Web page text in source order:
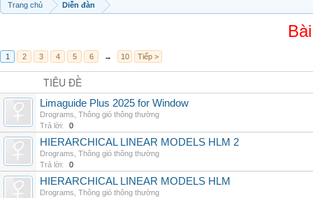
Trang chủ Diễn đàn
1 2 3 4 5 6 → 10 Tiếp >
TIÊU ĐỀ
Limaguide Plus 2025 for Window
Drograms Thông gió thông thường
Trả lời:
0
HIERARCHICAL LINEAR MODELS HLM 2
Drograms Thông gió thông thường
Trả lời:
0
HIERARCHICAL LINEAR MODELS HLM
Drograms Thông gió thông thường